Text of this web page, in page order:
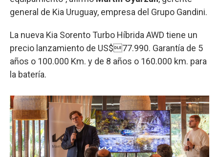
general de Kia Uruguay, empresa del Grupo Gandini.
La nueva Kia Sorento Turbo Híbrida AWD tiene un
precio lanzamiento de US$77.990. Garantía de 5
años o 100.000 Km. y de 8 años o 160.000 km. para
la batería.